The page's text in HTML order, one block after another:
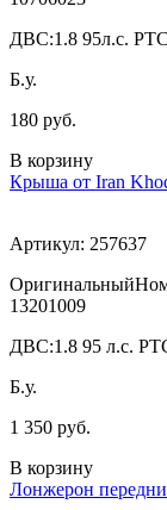
ДВС:1.8 95л.с.
Б.у.
180 руб.
В корзину
Крыша от Iran
Артикул: 257637
13201009
ДВС:1.8 95 л.с.
Б.у.
1 350 руб.
В корзину
Лонжерон